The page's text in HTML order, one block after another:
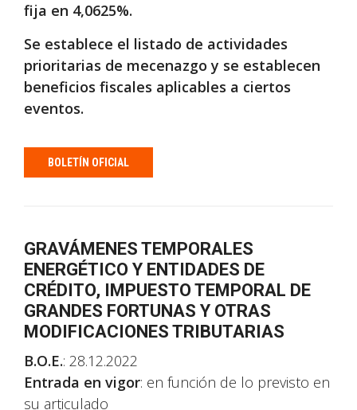
fija en 4,0625%.
Se establece el listado de actividades
prioritarias de mecenazgo y se establecen
beneficios fiscales aplicables a ciertos
eventos.
BOLETÍN OFICIAL
GRAVÁMENES TEMPORALES
ENERGÉTICO Y ENTIDADES DE
CRÉDITO, IMPUESTO TEMPORAL DE
GRANDES FORTUNAS Y OTRAS
MODIFICACIONES TRIBUTARIAS
B.O.E.: 28.12.2022
Entrada en vigor: en función de lo previsto en
su articulado